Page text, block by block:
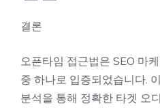
결론
오픈타임 접근법은 SEO 마
중 하나로 입증되었습니다.
분석을 통해 정확한 타겟 오